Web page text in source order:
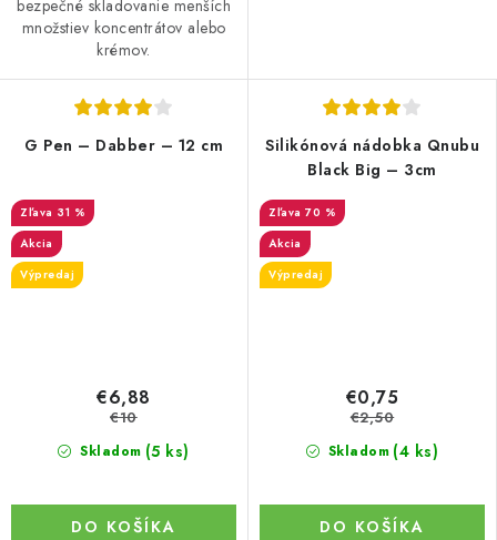
bezpečné skladovanie menších
množstiev koncentrátov alebo
krémov.
G Pen – Dabber – 12 cm
31 %
Akcia
Výpredaj
Skladom (5 ks)
€6,88
€10
DO KOŠÍKA
Silikónová nádobka Qnubu
Black Big – 3cm
70 %
Akcia
Výpredaj
Skladom (4 ks)
€0,75
€2,50
DO KOŠÍKA